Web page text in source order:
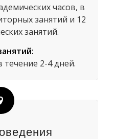
часов, в
занятий и 12
занятий.
течение 2-4 дней.